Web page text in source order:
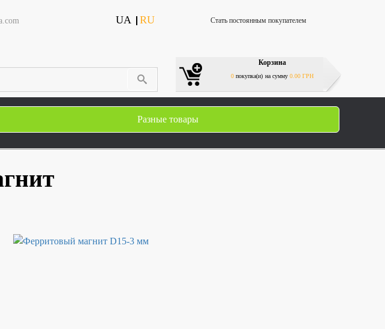
UA RU Стать постоянным покупателем
Корзина
0 покупка(и) на сумму0.00 ГРН
Разные товары